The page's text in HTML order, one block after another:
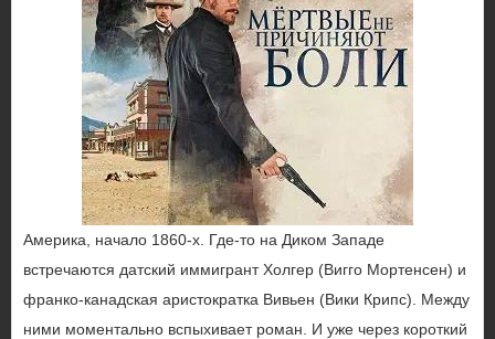
Америка, начало 1860-х. Где-то на Диком Западе
встречаются датский иммигрант Холгер (Вигго Мортенсен) и
франко-канадская аристократка Вивьен (Вики Крипс). Между
ними моментально вспыхивает роман. И уже через короткий